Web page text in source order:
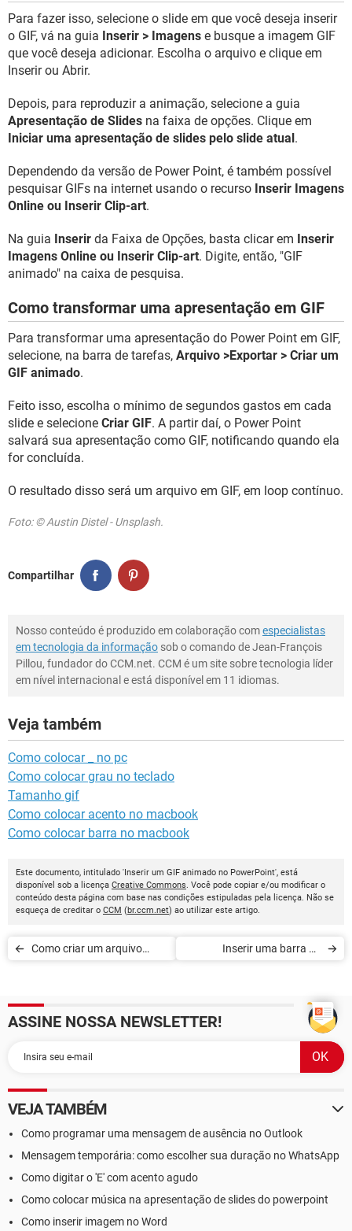
Para fazer isso, selecione o slide em que você deseja inserir
o GIF, vá na guia Inserir > Imagens e busque a imagem GIF
que você deseja adicionar. Escolha o arquivo e clique em
Inserir ou Abrir.
Depois, para reproduzir a animação, selecione a guia
Apresentação de Slides na faixa de opções. Clique em
Iniciar uma apresentação de slides pelo slide atual.
Dependendo da versão de Power Point, é também possível
pesquisar GIFs na internet usando o recurso Inserir Imagens
Online ou Inserir Clip-art.
Na guia Inserir da Faixa de Opções, basta clicar em Inserir
Imagens Online ou Inserir Clip-art. Digite, então, "GIF
animado" na caixa de pesquisa.
Como transformar uma apresentação em GIF
Para transformar uma apresentação do Power Point em GIF,
selecione, na barra de tarefas, Arquivo >Exportar > Criar um
GIF animado.
Feito isso, escolha o mínimo de segundos gastos em cada
slide e selecione Criar GIF. A partir daí, o Power Point
salvará sua apresentação como GIF, notificando quando ela
for concluída.
O resultado disso será um arquivo em GIF, em loop contínuo.
Foto: © Austin Distel - Unsplash.
Compartilhar
Nosso conteúdo é produzido em colaboração comespecialistas
em tecnologia da informação sob o comando de Jean-François
Pillou, fundador do CCM.net. CCM é um site sobre tecnologia líder
em nível internacional e está disponível em 11 idiomas.
Veja também
Como colocar _ no pc
Como colocar grau no teclado
Tamanho gif
Como colocar acento no macbook
Como colocar barra no macbook
Este documento, intitulado 'Inserir um GIF animado no PowerPoint', está
disponível sob a licença Creative Commons. Você pode copiar e/ou modificar o
conteúdo desta página com base nas condições estipuladas pela licença. Não se
esqueça de creditar o CCM (br.ccm.net) ao utilizar este artigo.
Como criar um arquivo
Inserir uma barra de
ASSINE NOSSA NEWSLETTER!
VEJA TAMBÉM
Como programar uma mensagem de ausência no Outlook
Mensagem temporária: como escolher sua duração no WhatsApp
Como digitar o 'E' com acento agudo
Como colocar música na apresentação de slides do powerpoint
Como inserir imagem no Word